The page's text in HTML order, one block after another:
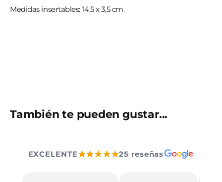
Medidas insertables: 14,5 x 3,5 cm.
También te pueden gustar...
EXCELENTE★★★★★25 reseñas